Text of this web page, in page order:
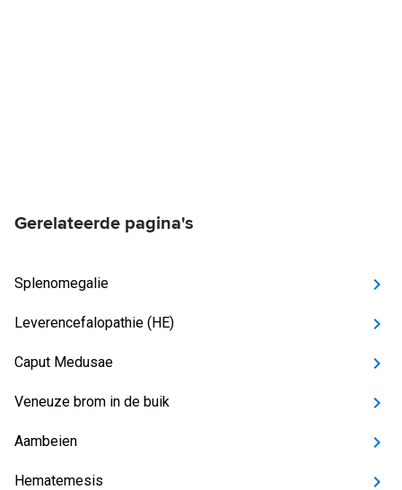
Gerelateerde pagina's
Splenomegalie
Leverencefalopathie (HE)
Caput Medusae
Veneuze brom in de buik
Aambeien
Hematemesis